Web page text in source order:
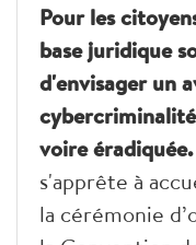
Pour les
base juridique
d'envisager un
voire éradiquée.
s'apprête à
la cérémonie